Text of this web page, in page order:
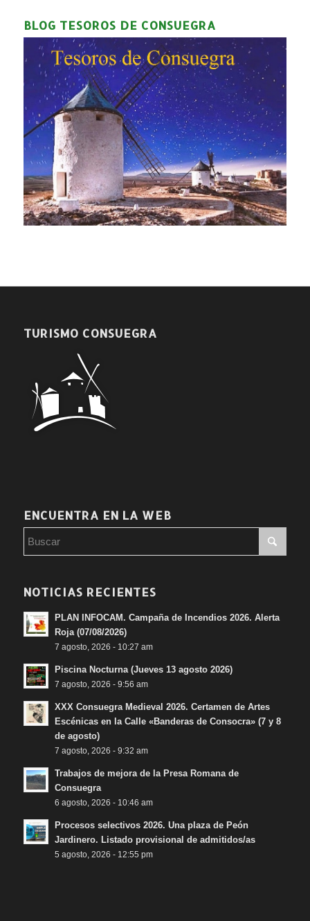
BLOG TESOROS DE CONSUEGRA
TURISMO CONSUEGRA
ENCUENTRA EN LA WEB
NOTICIAS RECIENTES
PLAN INFOCAM. Campaña de Incendios 2026. Alerta
Roja (07/08/2026)
7 agosto, 2026 - 10:27 am
Piscina Nocturna (Jueves 13 agosto 2026)
7 agosto, 2026 - 9:56 am
XXX Consuegra Medieval 2026. Certamen de Artes
Escénicas en la Calle «Banderas de Consocra» (7 y 8
de agosto)
7 agosto, 2026 - 9:32 am
Trabajos de mejora de la Presa Romana de
Consuegra
6 agosto, 2026 - 10:46 am
Procesos selectivos 2026. Una plaza de Peón
Jardinero. Listado provisional de admitidos/as
5 agosto, 2026 - 12:55 pm